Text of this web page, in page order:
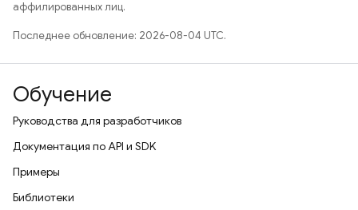
аффилированных лиц.
Последнее обновление: 2026-08-04 UTC.
Обучение
Руководства для разработчиков
Документация по API и SDK
Примеры
Библиотеки